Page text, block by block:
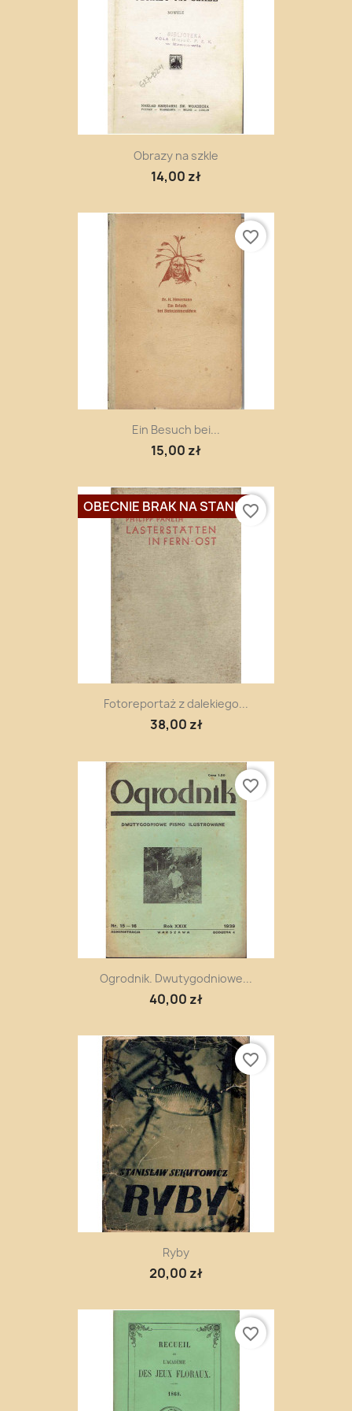
Obrazy na szkle
14,00 zł
Ein Besuch bei...
15,00 zł
favorite_border
Fotoreportaż z dalekiego...
38,00 zł
OBECNIE BRAK NA STANIEfavorite_border
Ogrodnik. Dwutygodniowe...
40,00 zł
favorite_border
Ryby
20,00 zł
favorite_border
favorite_border